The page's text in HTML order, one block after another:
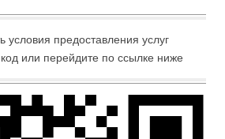
условия предоставления услуг
или перейдите по ссылке ниже